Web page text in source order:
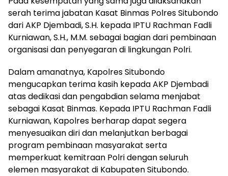
serah terima jabatan Kasat Binmas Polres Situbondo
dari AKP Djembadi, S.H. kepada IPTU Rachman Fadli
Kurniawan, S.H., M.M. sebagai bagian dari pembinaan
organisasi dan penyegaran di lingkungan Polri.
Dalam amanatnya, Kapolres Situbondo
mengucapkan terima kasih kepada AKP Djembadi
atas dedikasi dan pengabdian selama menjabat
sebagai Kasat Binmas. Kepada IPTU Rachman Fadli
Kurniawan, Kapolres berharap dapat segera
menyesuaikan diri dan melanjutkan berbagai
program pembinaan masyarakat serta
memperkuat kemitraan Polri dengan seluruh
elemen masyarakat di Kabupaten Situbondo.